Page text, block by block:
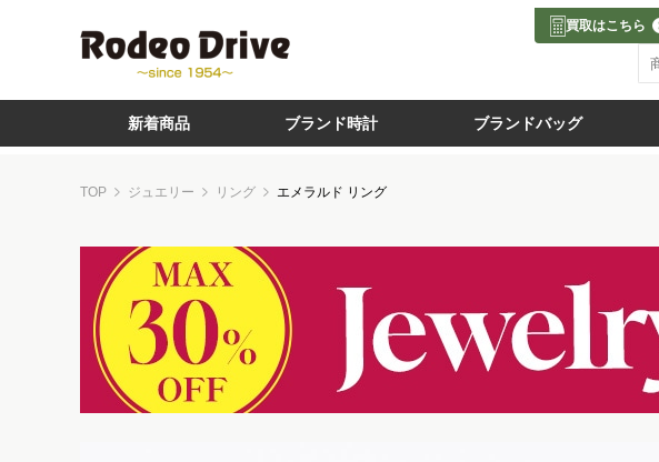
買取はこちら
新着商品 ブランド時計 ブランドバッグ
TOP ジュエリー リング エメラルド リング